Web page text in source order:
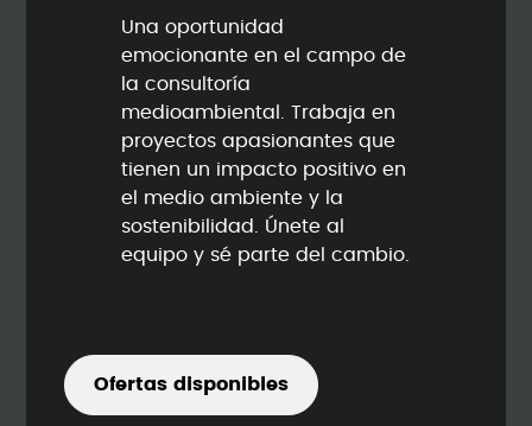
Una oportunidad
emocionante en el campo de
la consultoría
medioambiental. Trabaja en
proyectos apasionantes que
tienen un impacto positivo en
el medio ambiente y la
sostenibilidad. Únete al
equipo y sé parte del cambio.
Ofertas disponibles